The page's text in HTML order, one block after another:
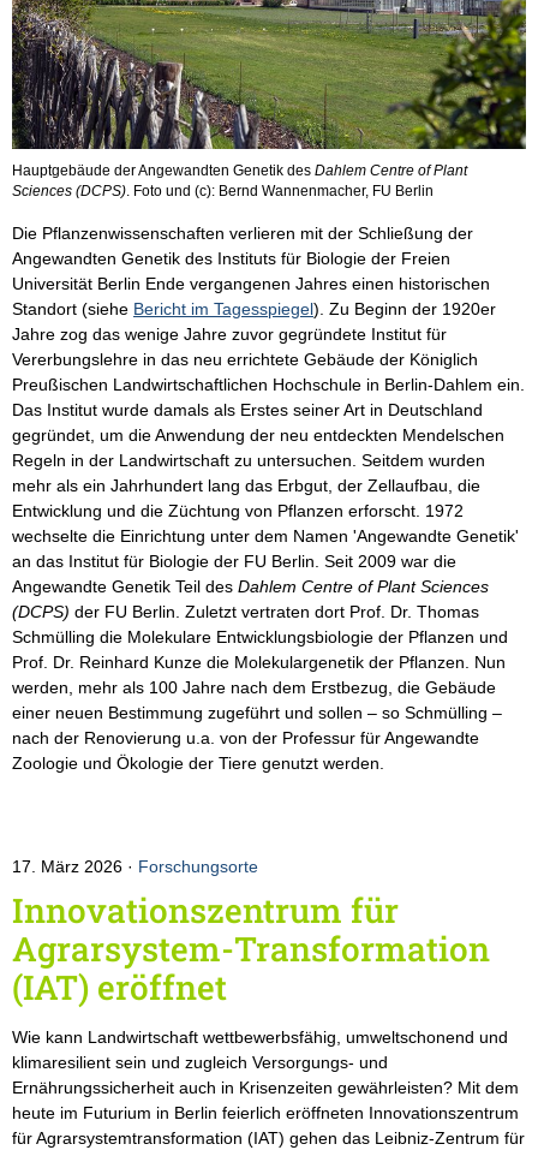
Hauptgebäude der Angewandten Genetik des Dahlem Centre of Plant
Sciences (DCPS). Foto und (c): Bernd Wannenmacher, FU Berlin
Die Pflanzenwissenschaften verlieren mit der Schließung der
Angewandten Genetik des Instituts für Biologie der Freien
Universität Berlin Ende vergangenen Jahres einen historischen
Standort (siehe Bericht im Tagesspiegel). Zu Beginn der 1920er
Jahre zog das wenige Jahre zuvor gegründete Institut für
Vererbungslehre in das neu errichtete Gebäude der Königlich
Preußischen Landwirtschaftlichen Hochschule in Berlin-Dahlem ein.
Das Institut wurde damals als Erstes seiner Art in Deutschland
gegründet, um die Anwendung der neu entdeckten Mendelschen
Regeln in der Landwirtschaft zu untersuchen. Seitdem wurden
mehr als ein Jahrhundert lang das Erbgut, der Zellaufbau, die
Entwicklung und die Züchtung von Pflanzen erforscht. 1972
wechselte die Einrichtung unter dem Namen 'Angewandte Genetik'
an das Institut für Biologie der FU Berlin. Seit 2009 war die
Angewandte Genetik Teil des Dahlem Centre of Plant Sciences
(DCPS) der FU Berlin. Zuletzt vertraten dort Prof. Dr. Thomas
Schmülling die Molekulare Entwicklungsbiologie der Pflanzen und
Prof. Dr. Reinhard Kunze die Molekulargenetik der Pflanzen. Nun
werden, mehr als 100 Jahre nach dem Erstbezug, die Gebäude
einer neuen Bestimmung zugeführt und sollen – so Schmülling –
nach der Renovierung u.a. von der Professur für Angewandte
Zoologie und Ökologie der Tiere genutzt werden.
17. März 2026 Forschungsorte
Innovationszentrum für
Agrarsystem-Transformation
(IAT) eröffnet
Wie kann Landwirtschaft wettbewerbsfähig, umweltschonend und
klimaresilient sein und zugleich Versorgungs- und
Ernährungssicherheit auch in Krisenzeiten gewährleisten? Mit dem
heute im Futurium in Berlin feierlich eröffneten Innovationszentrum
für Agrarsystemtransformation (IAT) gehen das Leibniz-Zentrum für